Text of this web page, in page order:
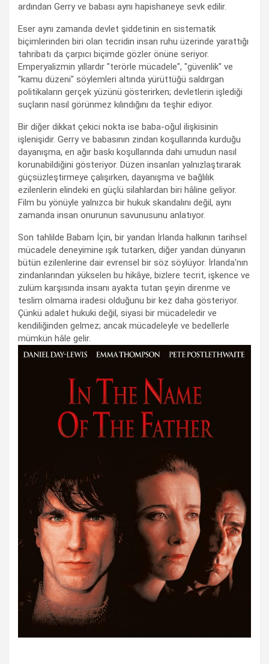
ardından Gerry ve babası aynı hapishaneye sevk edilir.
Eser aynı zamanda devlet şiddetinin en sistematik
biçimlerinden biri olan tecridin insan ruhu üzerinde yarattığı
tahribatı da çarpıcı biçimde gözler önüne seriyor.
Emperyalizmin yıllardır "terörle mücadele", "güvenlik" ve
"kamu düzeni" söylemleri altında yürüttüğü saldırgan
politikaların gerçek yüzünü gösterirken; devletlerin işlediği
suçların nasıl görünmez kılındığını da teşhir ediyor.
Bir diğer dikkat çekici nokta ise baba-oğul ilişkisinin
işlenişidir. Gerry ve babasının zindan koşullarında kurduğu
dayanışma, en ağır baskı koşullarında dahi umudun nasıl
korunabildiğini gösteriyor. Düzen insanları yalnızlaştırarak
güçsüzleştirmeye çalışırken, dayanışma ve bağlılık
ezilenlerin elindeki en güçlü silahlardan biri hâline geliyor.
Film bu yönüyle yalnızca bir hukuk skandalını değil, aynı
zamanda insan onurunun savunusunu anlatıyor.
Son tahlilde Babam İçin, bir yandan İrlanda halkının tarihsel
mücadele deneyimine ışık tutarken, diğer yandan dünyanın
bütün ezilenlerine dair evrensel bir söz söylüyor. İrlanda'nın
zindanlarından yükselen bu hikâye, bizlere tecrit, işkence ve
zulüm karşısında insanı ayakta tutan şeyin direnme ve
teslim olmama iradesi olduğunu bir kez daha gösteriyor.
Çünkü adalet hukuki değil, siyasi bir mücadeledir ve
kendiliğinden gelmez; ancak mücadeleyle ve bedellerle
mümkün hâle gelir.